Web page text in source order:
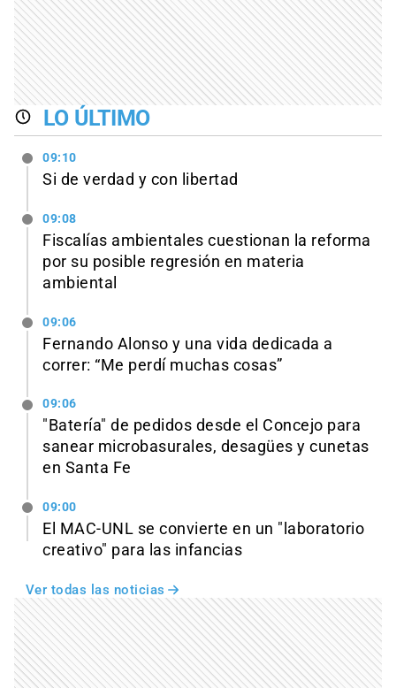
LO ÚLTIMO
09:10
Si de verdad y con libertad
09:08
Fiscalías ambientales cuestionan la reforma
por su posible regresión en materia
ambiental
09:06
Fernando Alonso y una vida dedicada a
correr: “Me perdí muchas cosas”
09:06
"Batería" de pedidos desde el Concejo para
sanear microbasurales, desagües y cunetas
en Santa Fe
09:00
El MAC-UNL se convierte en un "laboratorio
creativo" para las infancias
Ver todas las noticias